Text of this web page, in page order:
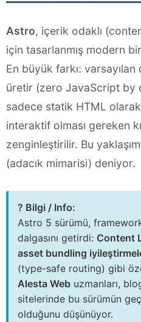
Astro, içerik odaklı
için tasarlanmış modern
En büyük farkı: varsayılan
üretir (zero JavaScript by
sadece statik HTML olarak
interaktif olması gereken
zenginleştirilir. Bu
(adacık mimarisi) deniyor.
? Bilgi / Info:
Astro 5 sürümü,
dalgasını getirdi: Content
asset bundling
(type-safe routing) gibi
Alesta Web uzmanları,
sitelerinde bu sürümün
olduğunu düşünüyor.